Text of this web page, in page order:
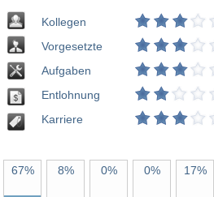
Kollegen
Vorgesetzte
Aufgaben
Entlohnung
Karriere
67% 8% 0% 0% 17%